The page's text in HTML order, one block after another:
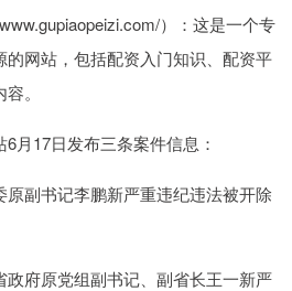
）：这是一个专
网站，包括配资入门知识、配资平
。
17日发布三条案件信息：
副书记李鹏新严重违纪违法被开除
府原党组副书记、副省长王一新严